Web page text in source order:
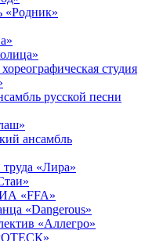
«Родник»
студия
русской песни
ансамбль
«Лира»
«FFA»
«Dangerous»
«Аллегро»